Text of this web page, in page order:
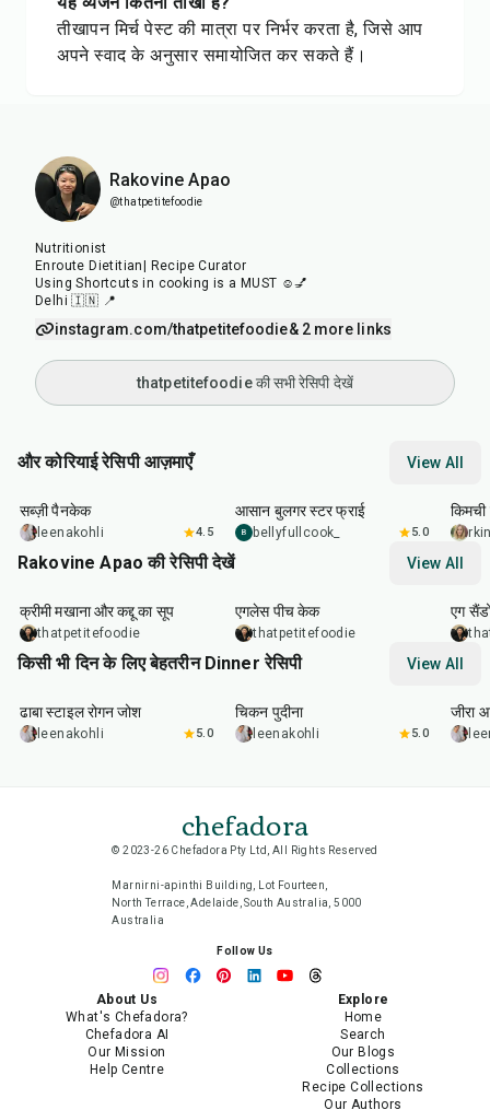
तीखापन मिर्च पेस्ट की मात्रा पर निर्भर करता है, जिसे आप
अपने स्वाद के अनुसार समायोजित कर सकते हैं।
Rakovine Apao
@thatpetitefoodie
Nutritionist
Enroute Dietitian| Recipe Curator
Using Shortcuts in cooking is a MUST ☺️💅
Delhi 🇮🇳 📍
instagram.com/thatpetitefoodie& 2 more links
thatpetitefoodie की सभी रेसिपी देखें
और कोरियाई रेसिपी आज़माएँ View All
35
सब्ज़ी पैनकेक
leenakohli 4.5
आसान बुलगर स्टर फ्राई
B bellyfullcook_ 5.0
Rakovine Apao की रेसिपी देखें View All
क्रीमी मखाना और कद्दू का सूप
thatpetitefoodie
एगलेस पीच केक
thatpetitefoodie
एग
किसी भी दिन के लिए बेहतरीन Dinner रेसिपी View All
1 min
ढाबा स्टाइल रोगन जोश
leenakohli 5.0
15
चिकन पुदीना
leenakohli 5.0
जीरा
chefadora
© 2023-26 Chefadora Pty Ltd, All Rights Reserved
Marnirni-apinthi Building, Lot Fourteen,
North Terrace, Adelaide, South Australia, 5000
Australia
Follow Us
About Us
What's Chefadora?
Chefadora AI
Our Mission
Help Centre
Explore
Home
Search
Our Blogs
Collections
Recipe Collections
Our Authors